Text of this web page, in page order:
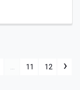
... 11 12 ›